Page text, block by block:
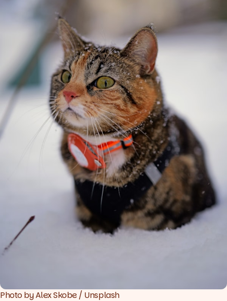
Photo by Alex Skobe / Unsplash